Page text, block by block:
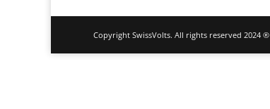
Copyright SwissVolts. All rights reserved 2024 ®